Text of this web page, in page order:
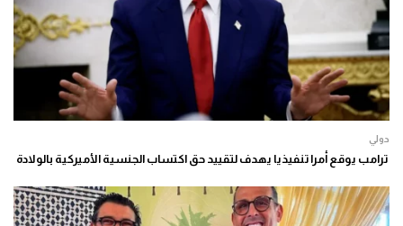
دولي
ترامب يوقع أمرا تنفيذيا يهدف لتقييد حق اكتساب الجنسية الأميركية بالولادة